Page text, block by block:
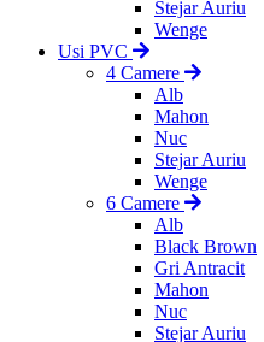
Stejar Auriu
Wenge
Usi PVC
4 Camere
Alb
Mahon
Nuc
Stejar Auriu
Wenge
6 Camere
Alb
Black Brown
Gri Antracit
Mahon
Nuc
Stejar Auriu